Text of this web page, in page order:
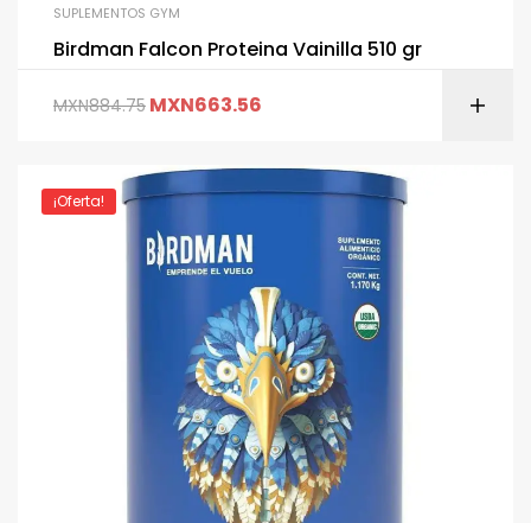
SUPLEMENTOS GYM
Birdman Falcon Proteina Vainilla 510 gr
MXN884.75 MXN663.56
¡Oferta!